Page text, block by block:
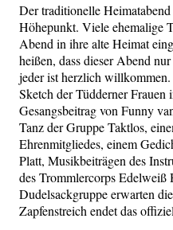
Der traditionelle
Höhepunkt. Viele ehemalige
Abend in ihre alte Heimat
heißen, dass dieser Abend
jeder ist herzlich
Sketch der Tüdderner Frauen
Gesangsbeitrag von Funny
Tanz der Gruppe Taktlos,
Ehrenmitgliedes, einem
Platt, Musikbeiträgen des
des Trommlercorps Edelweiß
Dudelsackgruppe erwarten
Zapfenstreich endet das